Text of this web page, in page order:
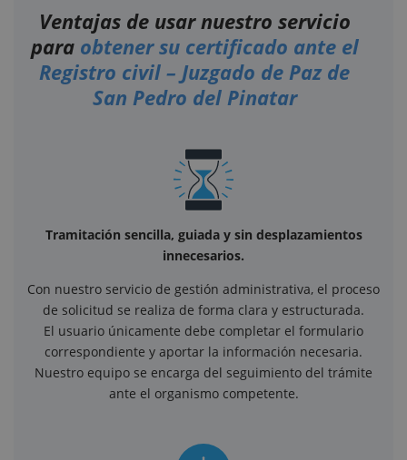
Ventajas de usar nuestro servicio
para obtener su certificado ante el
Registro civil – Juzgado de Paz de
San Pedro del Pinatar
Tramitación sencilla, guiada y sin desplazamientos
innecesarios.
Con nuestro servicio de gestión administrativa, el proceso
de solicitud se realiza de forma clara y estructurada.
El usuario únicamente debe completar el formulario
correspondiente y aportar la información necesaria.
Nuestro equipo se encarga del seguimiento del trámite
ante el organismo competente.